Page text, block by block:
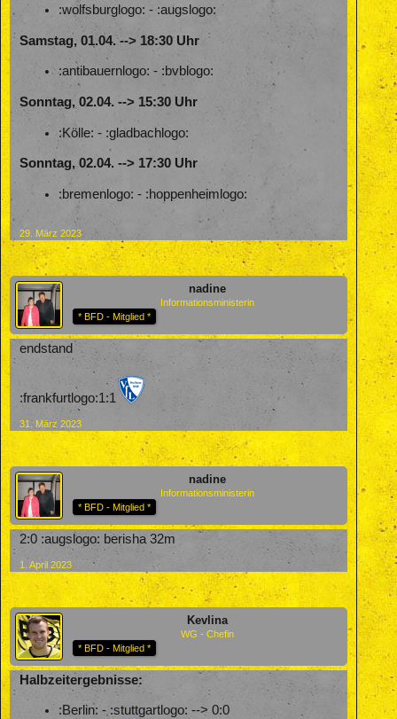
:wolfsburglogo: - :augslogo:
Samstag, 01.04. --> 18:30 Uhr
:antibauernlogo: - :bvblogo:
Sonntag, 02.04. --> 15:30 Uhr
:Kölle: - :gladbachlogo:
Sonntag, 02.04. --> 17:30 Uhr
:bremenlogo: - :hoppenheimlogo:
29. März 2023
nadine
Informationsministerin
* BFD - Mitglied *
endstand
:frankfurtlogo:1:1
31. März 2023
nadine
Informationsministerin
* BFD - Mitglied *
2:0 :augslogo: berisha 32m
1. April 2023
Kevlina
WG - Chefin
* BFD - Mitglied *
Halbzeitergebnisse:
:Berlin: - :stuttgartlogo: --> 0:0